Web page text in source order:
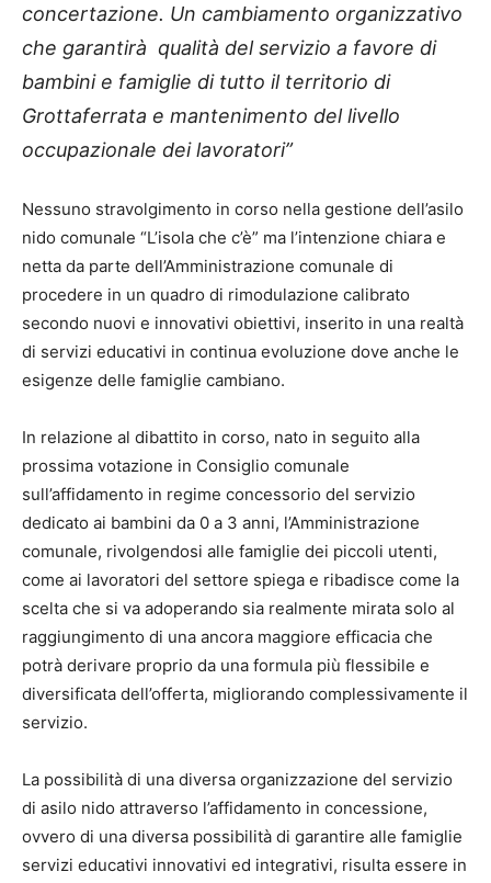
concertazione. Un cambiamento organizzativo
che garantirà qualità del servizio a favore di
bambini e famiglie di tutto il territorio di
Grottaferrata e mantenimento del livello
occupazionale dei lavoratori”
Nessuno stravolgimento in corso nella gestione dell’asilo
nido comunale “L’isola che c’è” ma l’intenzione chiara e
netta da parte dell’Amministrazione comunale di
procedere in un quadro di rimodulazione calibrato
secondo nuovi e innovativi obiettivi, inserito in una realtà
di servizi educativi in continua evoluzione dove anche le
esigenze delle famiglie cambiano.
In relazione al dibattito in corso, nato in seguito alla
prossima votazione in Consiglio comunale
sull’affidamento in regime concessorio del servizio
dedicato ai bambini da 0 a 3 anni, l’Amministrazione
comunale, rivolgendosi alle famiglie dei piccoli utenti,
come ai lavoratori del settore spiega e ribadisce come la
scelta che si va adoperando sia realmente mirata solo al
raggiungimento di una ancora maggiore efficacia che
potrà derivare proprio da una formula più flessibile e
diversificata dell’offerta, migliorando complessivamente il
servizio.
La possibilità di una diversa organizzazione del servizio
di asilo nido attraverso l’affidamento in concessione,
ovvero di una diversa possibilità di garantire alle famiglie
servizi educativi innovativi ed integrativi, risulta essere in